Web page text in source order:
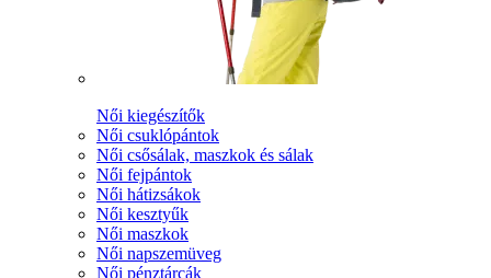
Női kiegészítők
Női csuklópántok
Női csősálak, maszkok és sálak
Női fejpántok
Női hátizsákok
Női kesztyűk
Női maszkok
Női napszemüveg
Női pénztárcák